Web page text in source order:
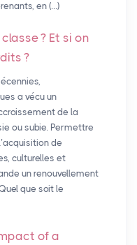
en (…)
? Et si on
?
a vécu un
de la
ou subie. Permettre
de
culturelles et
un renouvellement
que soit le
of a